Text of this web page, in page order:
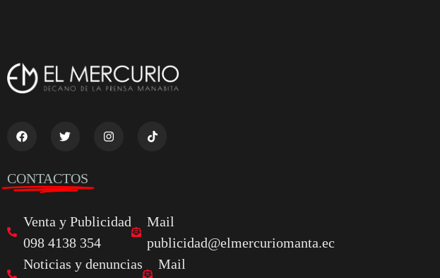
CONTACTOS
Venta y Publicidad
098 4138 354
Mail
publicidad@elmercuriomanta.ec
Noticias y denuncias
Mail